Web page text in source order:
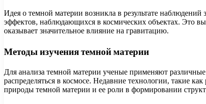
Идея о темной материи возникла в результате
эффектов, наблюдающихся в космических объектах. Это
оказывает значительное влияние на гравитацию.
Методы изучения темной материи
Для анализа темной материи ученые применяют
распределяться в космосе. Недавние технологии, такие
природы темной материи и ее роли в формировании